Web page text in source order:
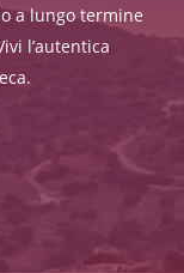
a lungo termine
l’autentica